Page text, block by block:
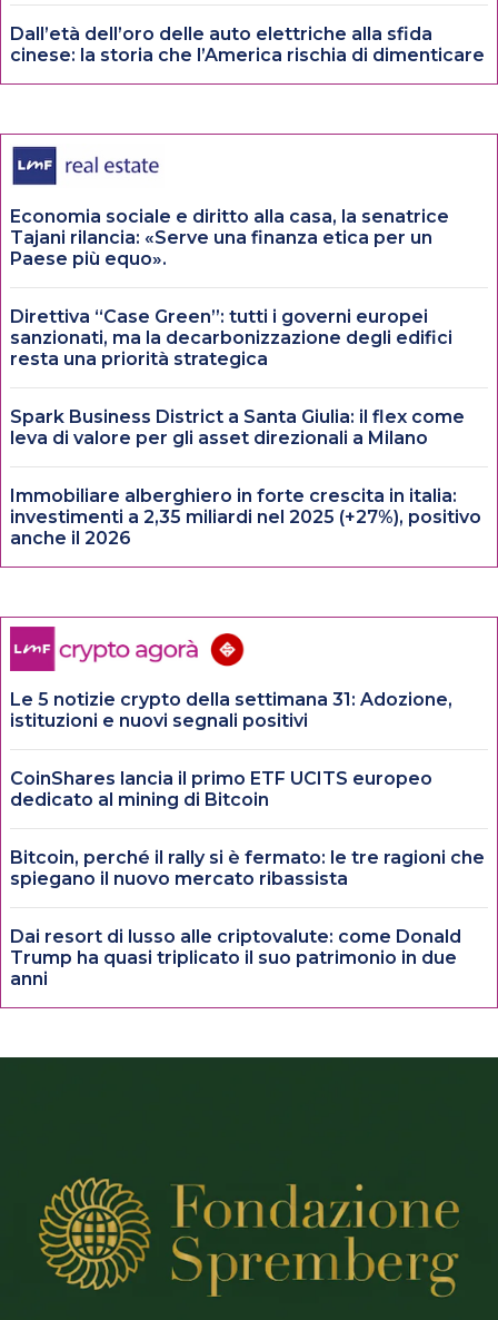
Dall’età dell’oro delle auto elettriche alla sfida
cinese: la storia che l’America rischia di dimenticare
Economia sociale e diritto alla casa, la senatrice
Tajani rilancia: «Serve una finanza etica per un
Paese più equo».
Direttiva “Case Green”: tutti i governi europei
sanzionati, ma la decarbonizzazione degli edifici
resta una priorità strategica
Spark Business District a Santa Giulia: il flex come
leva di valore per gli asset direzionali a Milano
Immobiliare alberghiero in forte crescita in italia:
investimenti a 2,35 miliardi nel 2025 (+27%), positivo
anche il 2026
Le 5 notizie crypto della settimana 31: Adozione,
istituzioni e nuovi segnali positivi
CoinShares lancia il primo ETF UCITS europeo
dedicato al mining di Bitcoin
Bitcoin, perché il rally si è fermato: le tre ragioni che
spiegano il nuovo mercato ribassista
Dai resort di lusso alle criptovalute: come Donald
Trump ha quasi triplicato il suo patrimonio in due
anni